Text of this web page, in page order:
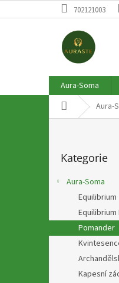
na
702121003
Aura-Soma
Domů Aura-
kategorie
Kategorie
Aura-Soma
Equilibrium
Equilibrium
Pomander
Kapesní